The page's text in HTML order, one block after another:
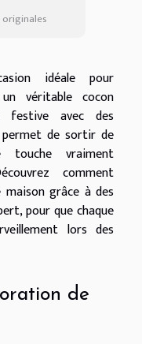
idéale pour
véritable cocon
festive avec des
de sortir de
touche vraiment
comment
grâce à des
pour que chaque
lors des
de